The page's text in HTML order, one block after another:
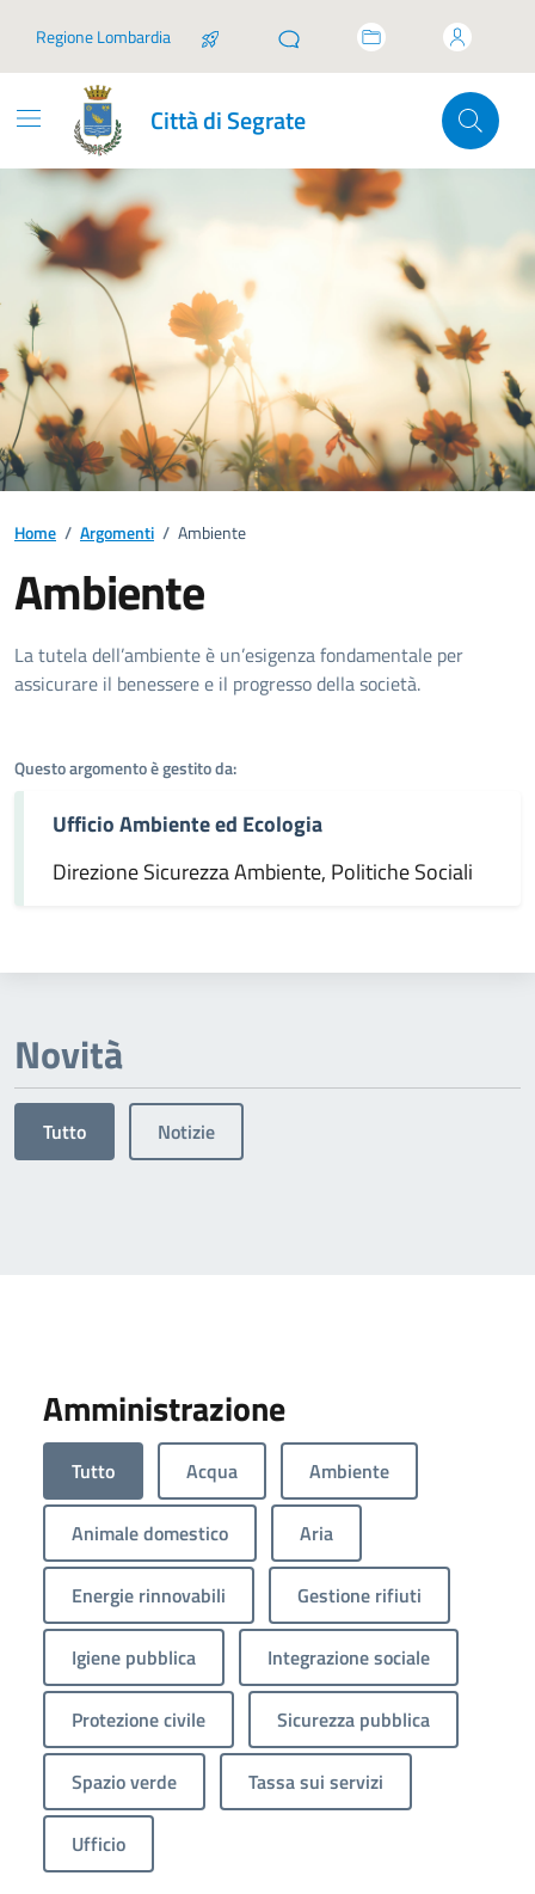
Regione Lombardia
Città di Segrate
Home / Argomenti / Ambiente
Ambiente
Dettagli dell'argomento
La tutela dell’ambiente è un’esigenza fondamentale per
assicurare il benessere e il progresso della società.
Questo argomento è gestito da:
Ufficio Ambiente ed Ecologia
Direzione Sicurezza Ambiente, Politiche Sociali
Novità
Tutto Notizie
Amministrazione
Tutto Acqua Ambiente
Animale domestico Aria
Energie rinnovabili Gestione rifiuti
Igiene pubblica Integrazione sociale
Protezione civile Sicurezza pubblica
Spazio verde Tassa sui servizi
Ufficio